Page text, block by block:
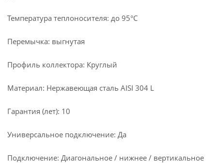
Температура теплоносителя: до 95°С
Перемычка: выгнутая
Профиль коллектора: Круглый
Материал: Нержавеющая сталь AISI 304 L
Гарантия (лет): 10
Универсальное подключение: Да
Подключение: Диагональное / нижнее / вертикальное